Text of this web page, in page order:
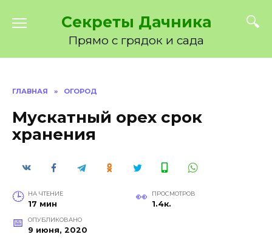
Секреты Дачника
Прямо с грядок и сада
ГЛАВНАЯ » ОГОРОД
Мускатный орех срок
хранения
НА ЧТЕНИЕ
17 мин
ПРОСМОТРОВ
1.4к.
ОПУБЛИКОВАНО
9 июня, 2020